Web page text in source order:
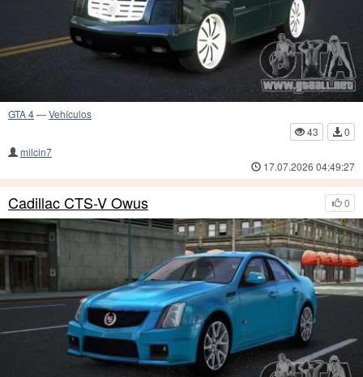
GTA 4—Vehículos
43
0
milcin7
17.07.2026 04:49:27
0
Cadillac CTS-V Owus